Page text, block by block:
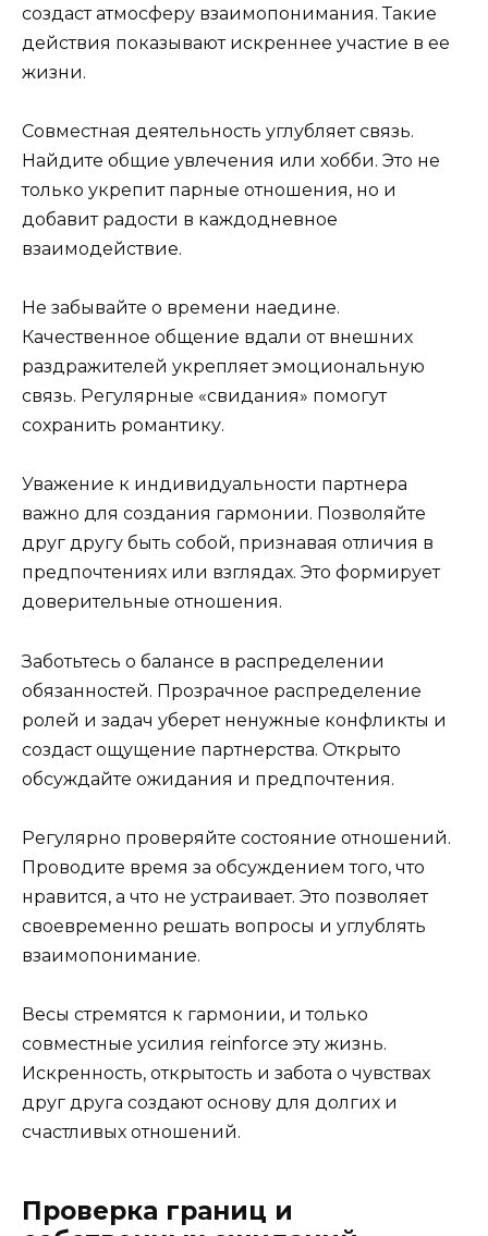
создаст атмосферу взаимопонимания. Такие
действия показывают искреннее участие в ее
жизни.
Совместная деятельность углубляет связь.
Найдите общие увлечения или хобби. Это не
только укрепит парные отношения, но и
добавит радости в каждодневное
взаимодействие.
Не забывайте о времени наедине.
Качественное общение вдали от внешних
раздражителей укрепляет эмоциональную
связь. Регулярные «свидания» помогут
сохранить романтику.
Уважение к индивидуальности партнера
важно для создания гармонии. Позволяйте
друг другу быть собой, признавая отличия в
предпочтениях или взглядах. Это формирует
доверительные отношения.
Заботьтесь о балансе в распределении
обязанностей. Прозрачное распределение
ролей и задач уберет ненужные конфликты и
создаст ощущение партнерства. Открыто
обсуждайте ожидания и предпочтения.
Регулярно проверяйте состояние отношений.
Проводите время за обсуждением того, что
нравится, а что не устраивает. Это позволяет
своевременно решать вопросы и углублять
взаимопонимание.
Весы стремятся к гармонии, и только
совместные усилия reinforce эту жизнь.
Искренность, открытость и забота о чувствах
друг друга создают основу для долгих и
счастливых отношений.
Проверка границ и